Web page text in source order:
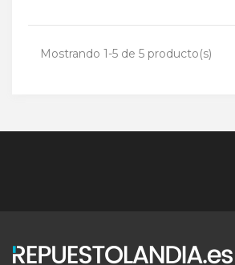
Mostrando 1-5 de 5 producto(s)